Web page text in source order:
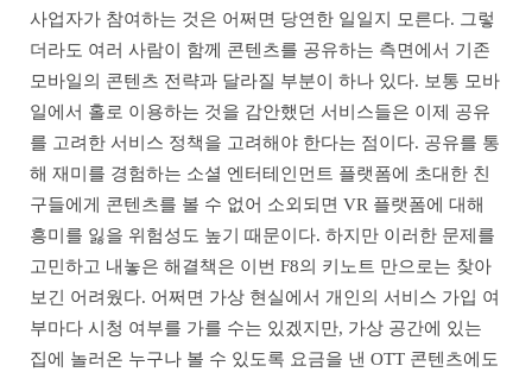
사업자가 참여하는 것은 어쩌면 당연한 일일지 모른다. 그렇
더라도 여러 사람이 함께 콘텐츠를 공유하는 측면에서 기존
모바일의 콘텐츠 전략과 달라질 부분이 하나 있다. 보통 모바
일에서 홀로 이용하는 것을 감안했던 서비스들은 이제 공유
를 고려한 서비스 정책을 고려해야 한다는 점이다. 공유를 통
해 재미를 경험하는 소셜 엔터테인먼트 플랫폼에 초대한 친
구들에게 콘텐츠를 볼 수 없어 소외되면 VR 플랫폼에 대해
흥미를 잃을 위험성도 높기 때문이다. 하지만 이러한 문제를
고민하고 내놓은 해결책은 이번 F8의 키노트 만으로는 찾아
보긴 어려웠다. 어쩌면 가상 현실에서 개인의 서비스 가입 여
부마다 시청 여부를 가를 수는 있겠지만, 가상 공간에 있는
집에 놀러온 누구나 볼 수 있도록 요금을 낸 OTT 콘텐츠에도